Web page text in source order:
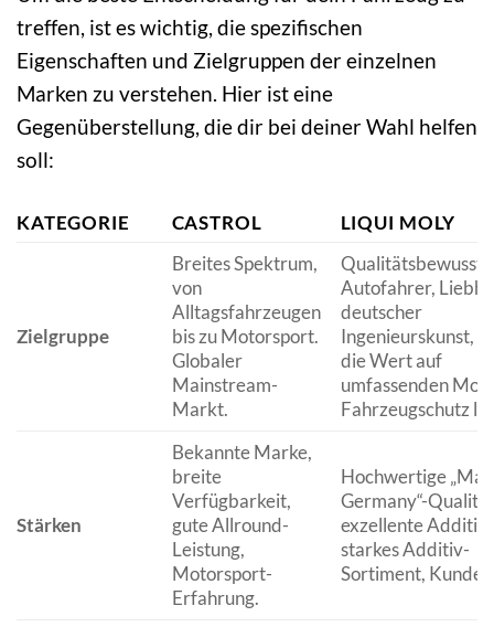
treffen, ist es wichtig, die spezifischen
Eigenschaften und Zielgruppen der einzelnen
Marken zu verstehen. Hier ist eine
Gegenüberstellung, die dir bei deiner Wahl helfen
soll:
KATEGORIE CASTROL LIQUI MOLY
Zielgruppe
Breites Spektrum,
von
Alltagsfahrzeugen
bis zu Motorsport.
Globaler
Mainstream-
Markt.
Qualitätsbewusste
Autofahrer,
deutscher
Ingenieurskunst,
die Wert auf
umfassenden
Fahrzeugschutz
Stärken
Bekannte Marke,
breite
Verfügbarkeit,
gute Allround-
Leistung,
Motorsport-
Erfahrung.
Hochwertige
Germany“-
exzellente
starkes Additiv-
Sortiment,